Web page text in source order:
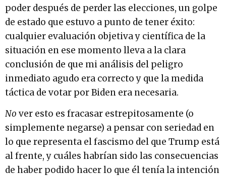
poder después de perder las elecciones, un golpe
de estado que estuvo a punto de tener éxito:
cualquier evaluación objetiva y científica de la
situación en ese momento lleva a la clara
conclusión de que mi análisis del peligro
inmediato agudo era correcto y que la medida
táctica de votar por Biden era necesaria.
No ver esto es fracasar estrepitosamente (o
simplemente negarse) a pensar con seriedad en
lo que representa el fascismo del que Trump está
al frente, y cuáles habrían sido las consecuencias
de haber podido hacer lo que él tenía la intención